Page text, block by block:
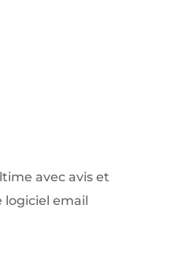
avec avis et
email